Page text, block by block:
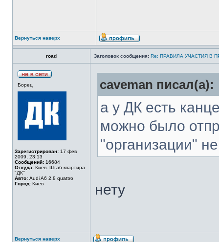
Вернуться наверх
road Заголовок сообщения: Re: ПРАВИЛА УЧАСТИЯ В
Борец
Зарегистрирован: 17 фев
2009, 23:13
Сообщений: 16684
Откуда: Киев. Штаб квартира
"ДК"
Авто: Audi A6 2.8 quattro
Город: Киев
caveman писал(а):
а у ДК есть
можно было
"организации"
нету
Вернуться наверх